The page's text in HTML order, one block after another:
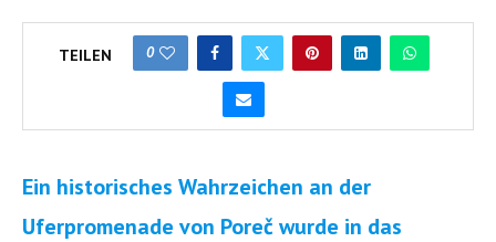
TEILEN 0
Ein historisches Wahrzeichen an der
Uferpromenade von Poreč wurde in das